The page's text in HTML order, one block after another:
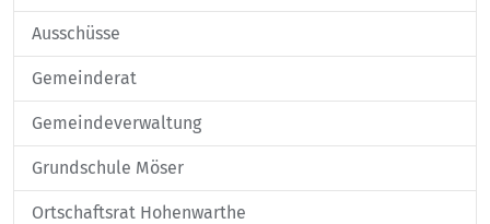
Ausschüsse
Gemeinderat
Gemeindeverwaltung
Grundschule Möser
Ortschaftsrat Hohenwarthe